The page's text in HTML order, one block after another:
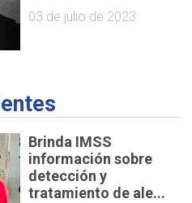
03 de julio de 2023
Brinda IMSS
información sobre
detección y
tratamiento de ale...